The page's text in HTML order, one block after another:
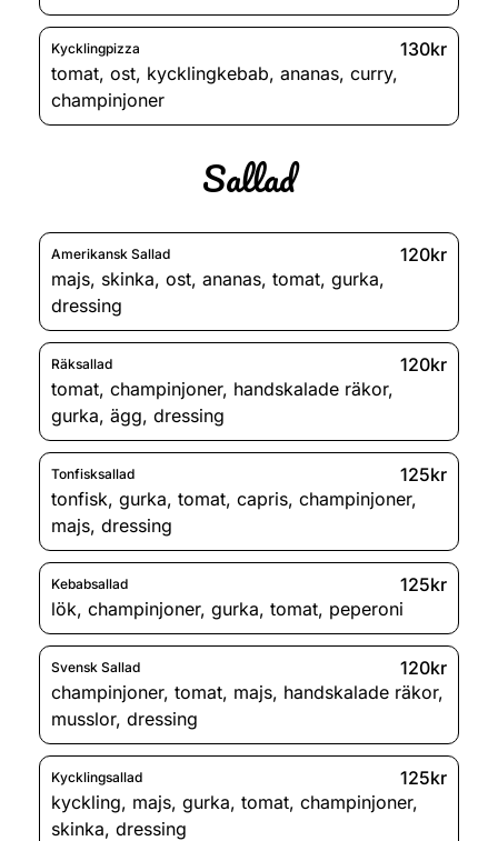
Kycklingpizza
130kr
tomat, ost, kycklingkebab, ananas, curry,
champinjoner
Sallad
Amerikansk Sallad
120kr
majs, skinka, ost, ananas, tomat, gurka,
dressing
Räksallad
120kr
tomat, champinjoner, handskalade räkor,
gurka, ägg, dressing
Tonfisksallad
125kr
tonfisk, gurka, tomat, capris, champinjoner,
majs, dressing
Kebabsallad
125kr
lök, champinjoner, gurka, tomat, peperoni
Svensk Sallad
120kr
champinjoner, tomat, majs, handskalade räkor,
musslor, dressing
Kycklingsallad
125kr
kyckling, majs, gurka, tomat, champinjoner,
skinka, dressing